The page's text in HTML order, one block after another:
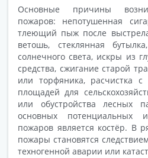
Основные причины
пожаров: непотушенная
тлеющий пыж после
ветошь, стеклянная
солнечного света, искры из
средства, сжигание старой
или торфяника, расчистка
площадей для
или обустройства лесных
основных потенциальных
пожаров является костёр. В
пожары становятся
техногенной аварии или